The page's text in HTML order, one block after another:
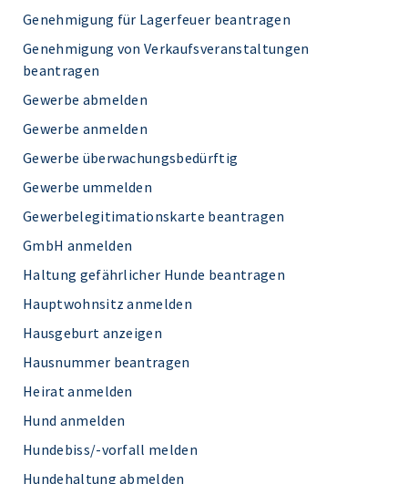
Genehmigung für Lagerfeuer beantragen
Genehmigung von Verkaufsveranstaltungen
beantragen
Gewerbe abmelden
Gewerbe anmelden
Gewerbe überwachungsbedürftig
Gewerbe ummelden
Gewerbelegitimationskarte beantragen
GmbH anmelden
Haltung gefährlicher Hunde beantragen
Hauptwohnsitz anmelden
Hausgeburt anzeigen
Hausnummer beantragen
Heirat anmelden
Hund anmelden
Hundebiss/-vorfall melden
Hundehaltung abmelden